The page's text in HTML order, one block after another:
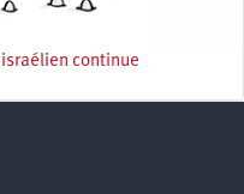
continue